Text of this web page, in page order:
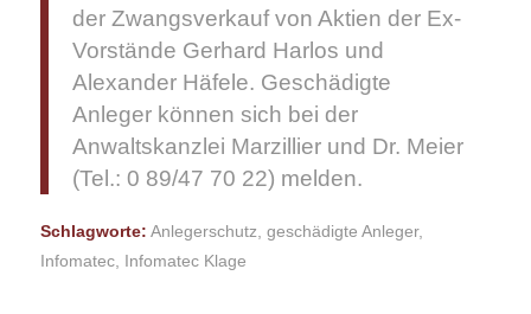
der Zwangsverkauf von Aktien der Ex-
Vorstände Gerhard Harlos und
Alexander Häfele. Geschädigte
Anleger können sich bei der
Anwaltskanzlei Marzillier und Dr. Meier
(Tel.: 0 89/47 70 22) melden.
Schlagworte: Anlegerschutz geschädigte Anleger,
Infomatec, Infomatec Klage